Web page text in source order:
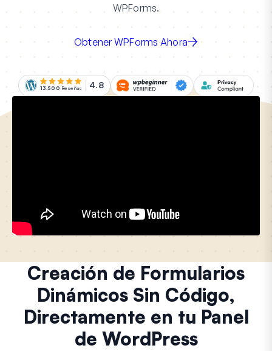
WPForms.
Obtener WPForms Ahora
13.500 Reseñas 4.8
Creación de Formularios
Dinámicos Sin Código,
Directamente en tu Panel
de WordPress